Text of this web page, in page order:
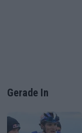
Gerade In